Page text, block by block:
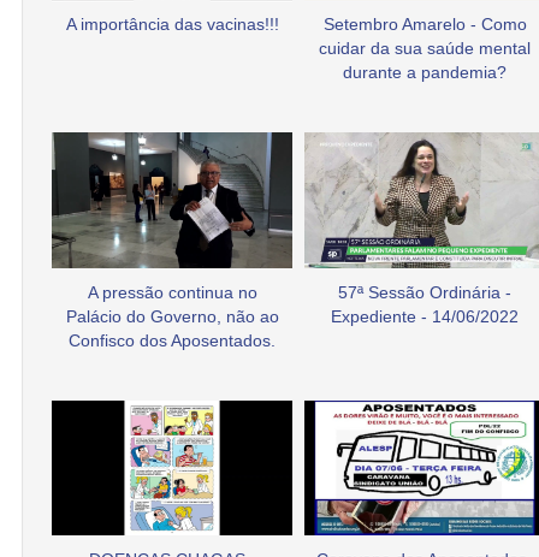
A importância das vacinas!!!
Setembro Amarelo - Como
cuidar da sua saúde mental
durante a pandemia?
A pressão continua no
Palácio do Governo, não ao
Confisco dos Aposentados.
57ª Sessão Ordinária -
Expediente - 14/06/2022